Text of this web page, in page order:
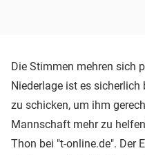
Die Stimmen mehren sich
Niederlage ist es
zu schicken, um ihm
Mannschaft mehr zu
Thon bei "t-online.de". Der